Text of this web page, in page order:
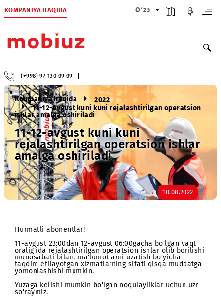
KOMPANIYA HAQIDA O‘zb
(+998) 97 130 09 09
Kompaniya haqida
2022
11-12-avgust kuni kuni rejalashtirilgan
ishlar amalga oshiriladi
11-12-avgust kuni kuni
rejalashtirilgan operatsion
amalga oshiriladi
Hurmatli abonentlar!
11-avgust 23:00dan 12-avgust 06:00gacha bo'lgan vaqt
munosabati bilan, ma'lumotlarni uzatish bo'yicha
taqdim etilayotgan xizmatlarning sifati qisqa